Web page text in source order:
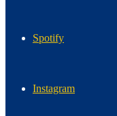
Spotify
Instagram